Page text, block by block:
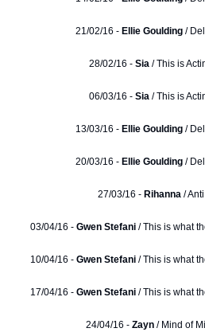
21/02/16 - Ellie Goulding /
28/02/16 - Sia / This is
06/03/16 - Sia / This is
13/03/16 - Ellie Goulding /
20/03/16 - Ellie Goulding /
27/03/16 - Rihanna /
03/04/16 - Gwen Stefani / This is what
10/04/16 - Gwen Stefani / This is what
17/04/16 - Gwen Stefani / This is what
24/04/16 - Zayn / Mind of